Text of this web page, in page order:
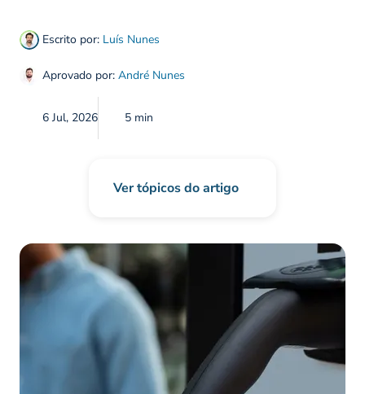
Escrito por: Luís Nunes
Aprovado por: André Nunes
6 Jul, 2026 5 min
Ver tópicos do artigo